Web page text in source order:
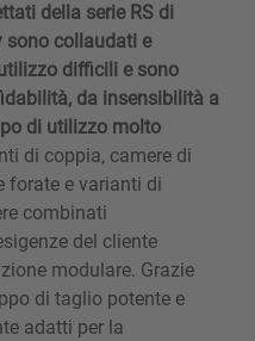
della serie RS di
sono collaudati e
difficili e sono
da insensibilità a
di utilizzo molto
di coppia, camere di
forate e varianti di
combinati
del cliente
modulare. Grazie
di taglio potente e
adatti per la